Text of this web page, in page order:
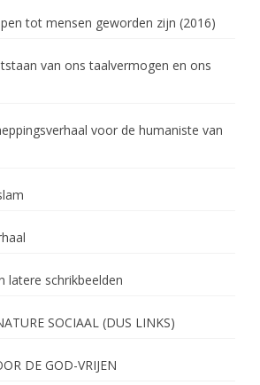
tot mensen geworden zijn (2016)
van ons taalvermogen en ons
voor de humaniste van
latere schrikbeelden
SOCIAAL (DUS LINKS)
DE GOD-VRIJEN